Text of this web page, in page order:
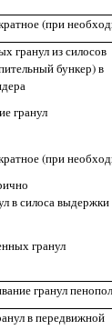
(при
гранул из силосов
бункер) в
гранул
(при
в силоса выдержки
гранул
гранул
в передвижной